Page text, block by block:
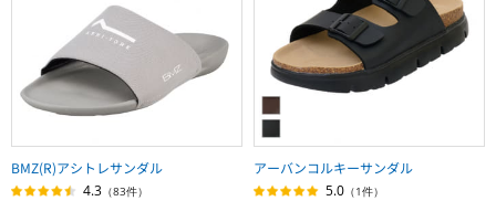
BMZ(R)アシトレサンダル
4.3 （83件）
アーバンコルキーサンダル
5.0 （1件）